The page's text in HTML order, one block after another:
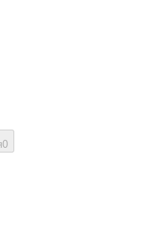
0